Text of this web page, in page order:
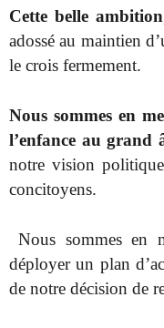
Cette belle ambition
adossé au maintien
le crois fermement.
Nous sommes en
l’enfance au grand
notre vision
concitoyens.
Nous sommes en
déployer un plan
de notre décision de